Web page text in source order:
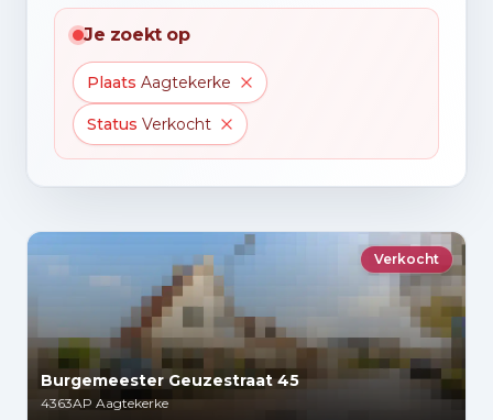
Je zoekt op
Plaats Aagtekerke
Status Verkocht
Verkocht
Burgemeester Geuzestraat 45
4363AP Aagtekerke